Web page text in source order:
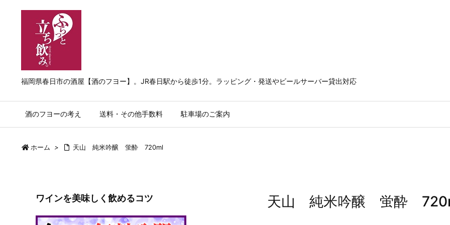
福岡県春日市の酒屋【酒のフヨー】。JR春日駅から徒歩1分。ラッピング・発送やビールサーバー貸出対応
酒のフヨーの考え 送料・その他手数料 駐車場のご案内
ホーム > 天山 純米吟醸 蛍酔 720ml
天山 純米吟醸 蛍酔
ワインを美味しく飲めるコツ